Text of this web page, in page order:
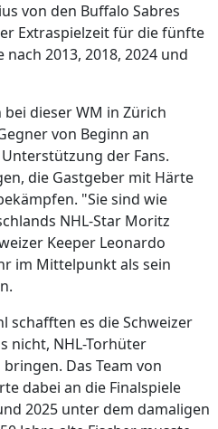
von den Buffalo Sabres
Extraspielzeit für die fünfte
2013, 2018, 2024 und
dieser WM in Zürich
von Beginn an
der Fans.
die Gastgeber mit Härte
"Sie sind wie
NHL-Star Moritz
Keeper Leonardo
im Mittelpunkt als sein
schafften es die Schweizer
nicht, NHL-Torhüter
Das Team von
dabei an die Finalspiele
2025 unter dem damaligen